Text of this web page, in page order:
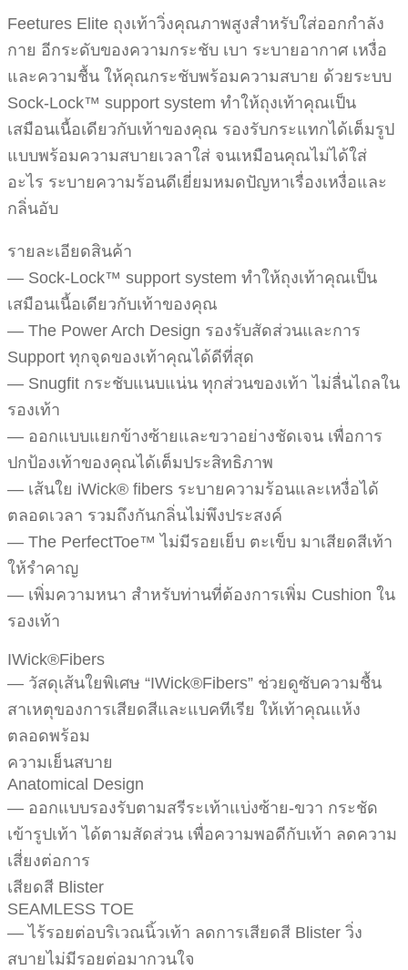
Feetures Elite ถุงเท้าวิ่งคุณภาพสูงสำหรับใส่ออกกำลัง
กาย อีกระดับของความกระชับ เบา ระบายอากาศ เหงื่อ
และความชื้น ให้คุณกระชับพร้อมความสบาย ด้วยระบบ
Sock-Lock™ support system ทำให้ถุงเท้าคุณเป็น
เสมือนเนื้อเดียวกับเท้าของคุณ รองรับกระแทกได้เต็มรูป
แบบพร้อมความสบายเวลาใส่ จนเหมือนคุณไม่ได้ใส่
อะไร ระบายความร้อนดีเยี่ยมหมดปัญหาเรื่องเหงื่อและ
กลิ่นอับ
รายละเอียดสินค้า
— Sock-Lock™ support system ทำให้ถุงเท้าคุณเป็น
เสมือนเนื้อเดียวกับเท้าของคุณ
— The Power Arch Design รองรับสัดส่วนและการ
Support ทุกจุดของเท้าคุณได้ดีที่สุด
— Snugfit กระชับแนบแน่น ทุกส่วนของเท้า ไม่ลื่นไถลใน
รองเท้า
— ออกแบบแยกข้างซ้ายและขวาอย่างชัดเจน เพื่อการ
ปกป้องเท้าของคุณได้เต็มประสิทธิภาพ
— เส้นใย iWick® fibers ระบายความร้อนและเหงื่อได้
ตลอดเวลา รวมถึงกันกลิ่นไม่พึงประสงค์
— The PerfectToe™ ไม่มีรอยเย็บ ตะเข็บ มาเสียดสีเท้า
ให้รำคาญ
— เพิ่มความหนา สำหรับท่านที่ต้องการเพิ่ม Cushion ใน
รองเท้า
IWick®Fibers
— วัสดุเส้นใยพิเศษ “IWick®Fibers” ช่วยดูซับความชื้น
สาเหตุของการเสียดสีและแบคทีเรีย ให้เท้าคุณแห้ง
ตลอดพร้อม
ความเย็นสบาย
Anatomical Design
— ออกแบบรองรับตามสรีระเท้าแบ่งซ้าย-ขวา กระชัด
เข้ารูปเท้า ได้ตามสัดส่วน เพื่อความพอดีกับเท้า ลดความ
เสี่ยงต่อการ
เสียดสี Blister
SEAMLESS TOE
— ไร้รอยต่อบริเวณนิ้วเท้า ลดการเสียดสี Blister วิ่ง
สบายไม่มีรอยต่อมากวนใจ